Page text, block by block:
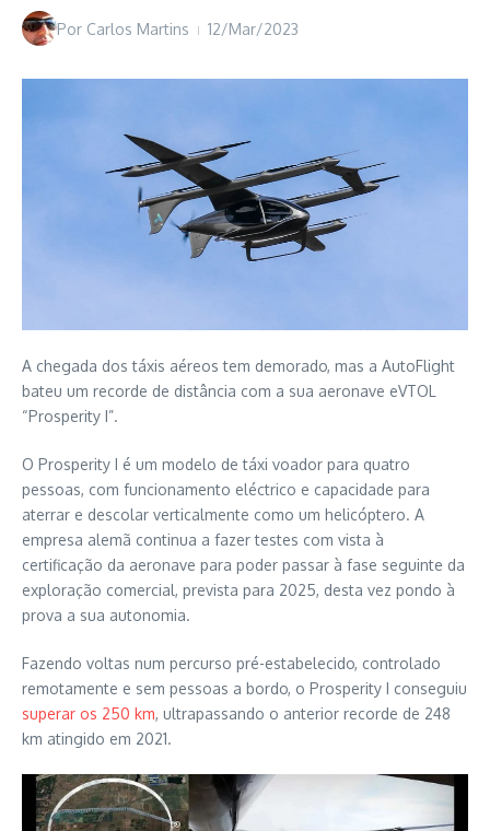
Por Carlos Martins 12/Mar/2023
A chegada dos táxis aéreos tem demorado, mas a AutoFlight
bateu um recorde de distância com a sua aeronave eVTOL
“Prosperity I”.
O Prosperity I é um modelo de táxi voador para quatro
pessoas, com funcionamento eléctrico e capacidade para
aterrar e descolar verticalmente como um helicóptero. A
empresa alemã continua a fazer testes com vista à
certificação da aeronave para poder passar à fase seguinte da
exploração comercial, prevista para 2025, desta vez pondo à
prova a sua autonomia.
Fazendo voltas num percurso pré-estabelecido, controlado
remotamente e sem pessoas a bordo, o Prosperity I conseguiu
superar os 250 km, ultrapassando o anterior recorde de 248
km atingido em 2021.